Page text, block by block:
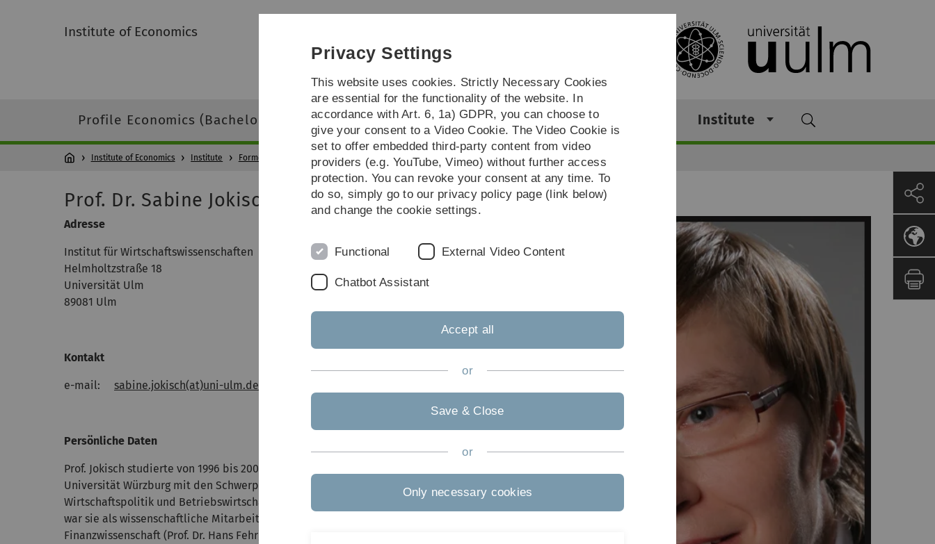
Skip
Skip
Skip
Skip
Institute of Economics
Profile Economics (Bachelor) Profile Economics (Master) Research and Teaching Institute
Institute of Economics Institute Former Staff Prof. Dr. Jokisch
Prof. Dr. Sabine Jokisch (Juniorprofessorin)
Adresse
Institut für Wirtschaftswissenschaften
Helmholtzstraße 18
Universität Ulm
89081 Ulm
Kontakt
e-mail: sabine.jokisch(at)uni-ulm.de
Persönliche Daten
Prof. Jokisch studierte von 1996 bis 2001 Volkswirtschaftslehre an der
Universität Würzburg mit den Schwerpunkten Finanzwissenschaft, Theorie der
Wirtschaftspolitik und Betriebswirtschaftliche Steuerlehre. Von 2001 bis 2005
war sie als wissenschaftliche Mitarbeiterin am Lehrstuhl für
Finanzwissenschaft (Prof. Dr. Hans Fehr) an der Universität Würzburg tätig.
Privacy Settings
This website uses cookies. Strictly Necessary Cookies
are essential for the functionality of the website. In
accordance with Art. 6, 1a) GDPR, you can choose to
give your consent to a Video Cookie. The Video Cookie is
set to offer embedded third-party content from video
providers (e.g. YouTube, Vimeo) without further access
protection. You can revoke your consent at any time. To
do so, simply go to our privacy policy page (link below)
and change the cookie settings.
Functional External Video Content
Chatbot Assistant
Accept all
or
Save & Close
or
Only necessary cookies